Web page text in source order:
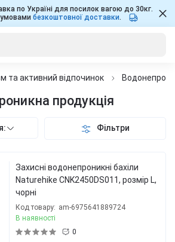
по Україні для посилок вагою до 30кг.
безкоштовної доставки.
та активний відпочинок
продукція
Фільтри
Захисні водонепроникні бахіли
Naturehike CNK2450DS011, розмір L,
чорні
Код товару: am-6975641889724
В наявності
0